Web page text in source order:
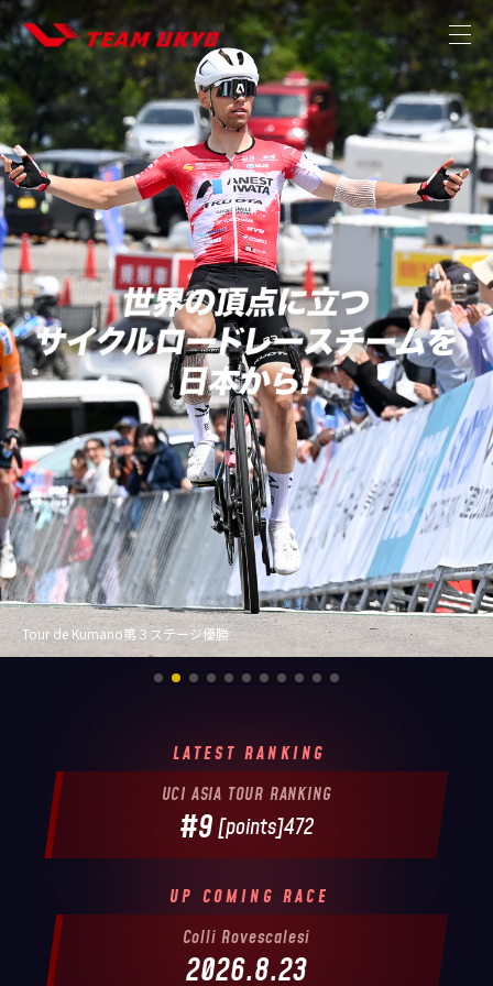
TOP
NEWS
MISSION
THE TEAM
STRATEGIC PARTNER
MEMBER
CONTACT
STORE
Follow us
Giro-di-Sardegna初戦優勝
LATEST RANKING
UCI ASIA TOUR RANKING
#9[points]472
UP COMING RACE
Colli Rovescalesi
2026.8.23